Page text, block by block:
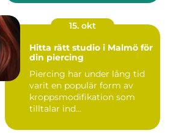
15. okt
Hitta rätt studio i Malmö för
din piercing
Piercing har under lång tid
varit en populär form av
kroppsmodifikation som
tilltalar ind...